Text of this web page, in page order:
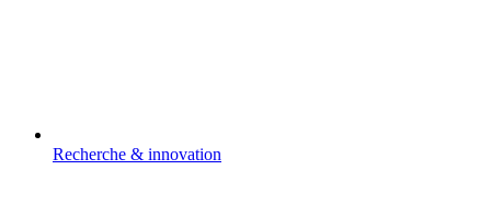
Recherche & innovation